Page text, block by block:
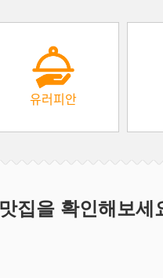
유러피안
집을 확인해보세